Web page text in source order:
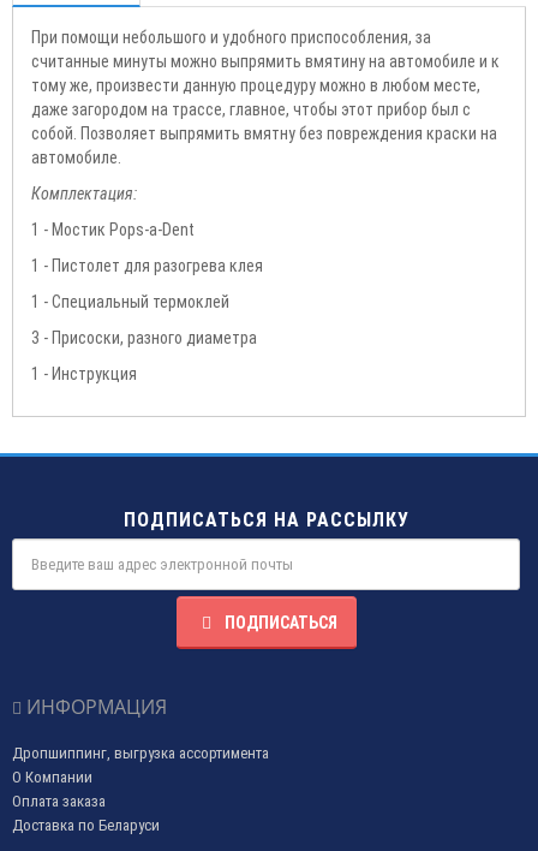
При помощи небольшого и удобного приспособления, за
считанные минуты можно выпрямить вмятину на автомобиле и к
тому же, произвести данную процедуру можно в любом месте,
даже загородом на трассе, главное, чтобы этот прибор был с
собой. Позволяет выпрямить вмятну без повреждения краски на
автомобиле.
Комплектация:
1 - Мостик Pops-a-Dent
1 - Пистолет для разогрева клея
1 - Специальный термоклей
3 - Присоски, разного диаметра
1 - Инструкция
ПОДПИСАТЬСЯ НА РАССЫЛКУ
ПОДПИСАТЬСЯ
ИНФОРМАЦИЯ
Дропшиппинг, выгрузка ассортимента
О Компании
Оплата заказа
Доставка по Беларуси